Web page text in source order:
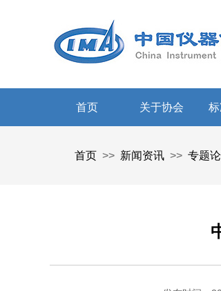
首页 关于协会
首页 >> 新闻资讯 >> 专题